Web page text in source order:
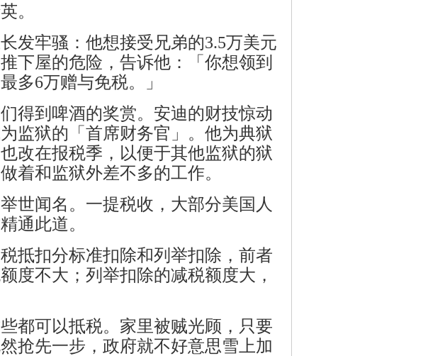
。
发牢骚：他想接受兄弟的3.5万美元
下屋的危险，告诉他：「你想领到
多6万赠与免税。」
得到啤酒的奖赏。安迪的财技惊动
监狱的「首席财务官」。他为典狱
改在报税季，以便于其他监狱的狱
着和监狱外差不多的工作。
世闻名。一提税收，大部分美国人
通此道。
抵扣分标准扣除和列举扣除，前者
度不大；列举扣除的减税额度大，
都可以抵税。家里被贼光顾，只要
抢先一步，政府就不好意思雪上加